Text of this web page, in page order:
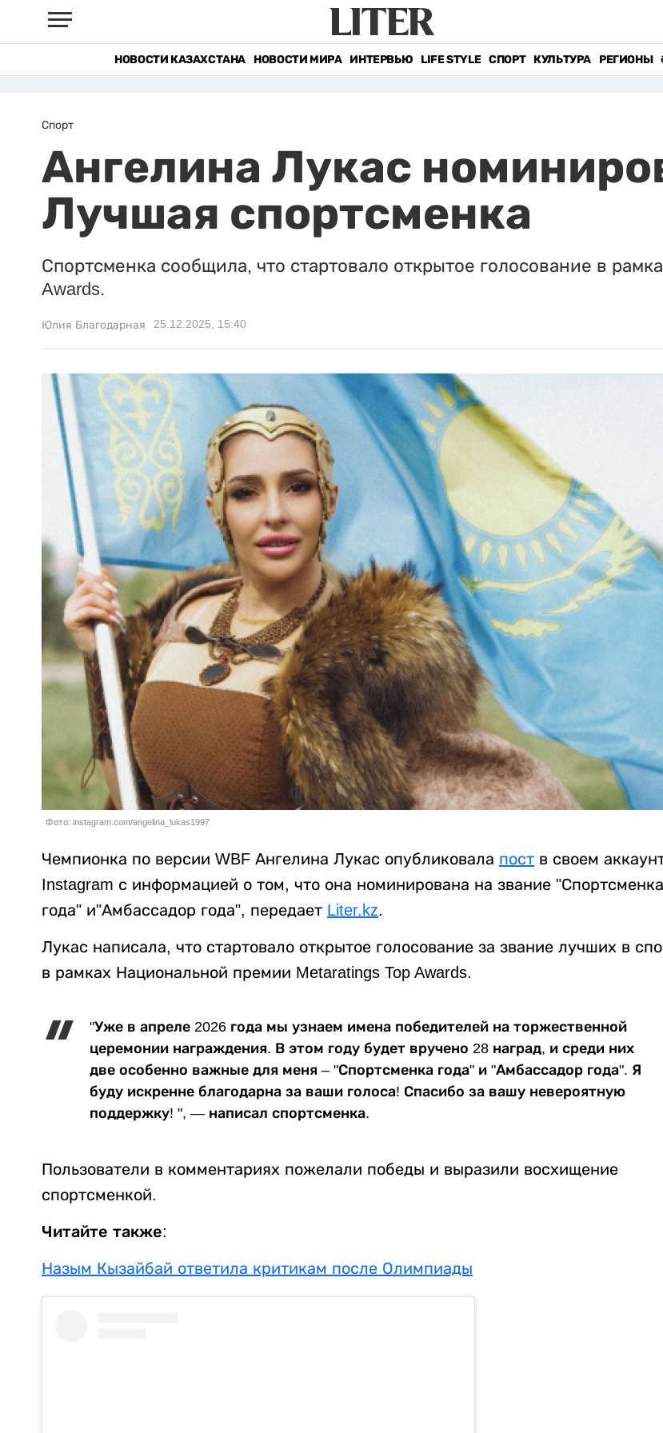
НОВОСТИ КАЗАХСТАНА НОВОСТИ МИРА ИНТЕРВЬЮ LIFE STYLE СПОРТ КУЛЬТУРА РЕГИОНЫ
Спорт
Ангелина Лукас
Лучшая спортсменка
Спортсменка сообщила, что стартовало открытое голосование в
Awards.
Юлия Благодарная 25.12.2025, 15:40
Фото: instagram.com/angelina_lukas1997
Чемпионка по версии WBF Ангелина Лукас опубликовала пост в своем
Instagram с информацией о том, что она номинирована на звание "Спортсменка
года" и"Амбассадор года", передает Liter.kz.
Лукас написала, что стартовало открытое голосование за звание лучших в
в рамках Национальной премии Metaratings Top Awards.
"Уже в апреле 2026 года мы узнаем имена победителей на торжественной
церемонии награждения. В этом году будет вручено 28 наград, и среди них
две особенно важные для меня – "Спортсменка года" и "Амбассадор года". Я
буду искренне благодарна за ваши голоса! Спасибо за вашу невероятную
поддержку! ", — написал спортсменка.
Пользователи в комментариях пожелали победы и выразили восхищение
спортсменкой.
Читайте также:
Назым Кызайбай ответила критикам после Олимпиады